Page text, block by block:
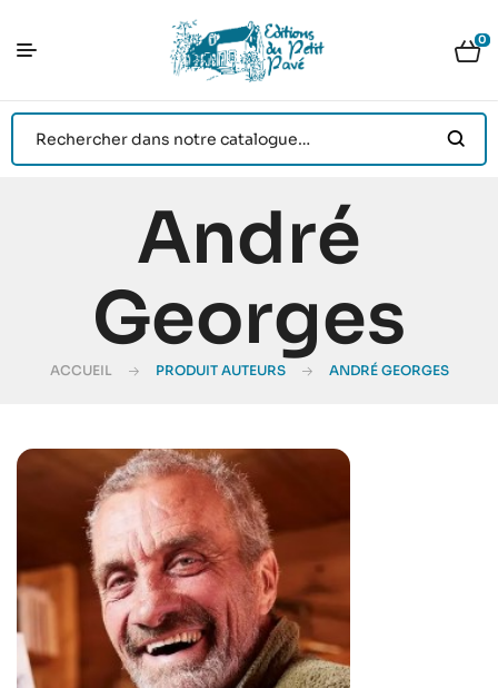
0
André
Georges
ACCUEIL PRODUIT AUTEURS ANDRÉ GEORGES